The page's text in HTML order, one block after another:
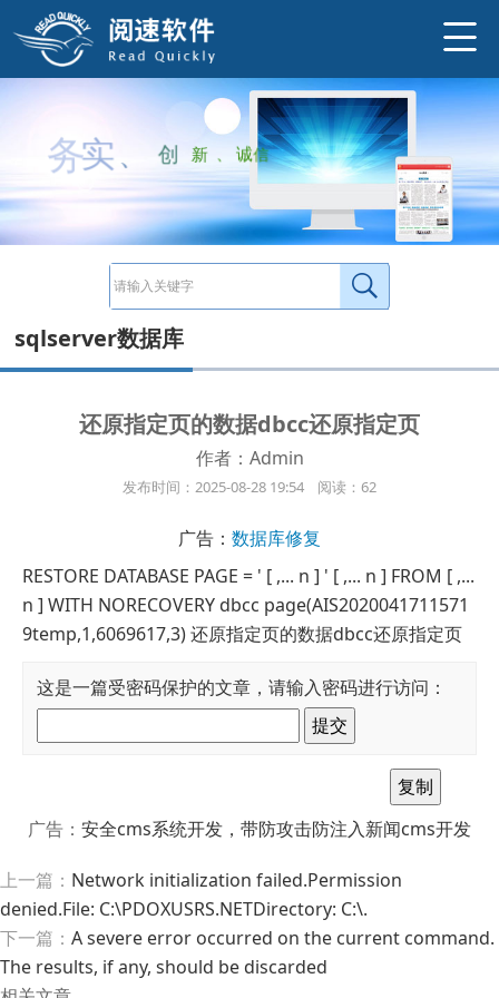
务实、 创 新 、 诚信
sqlserver数据库
还原指定页的数据dbcc还原指定页
作者：Admin
发布时间：2025-08-28 19:54 阅读：62
广告： 数据库修复
RESTORE DATABASE PAGE = ' [ ,... n ] ' [ ,... n ] FROM [ ,...
n ] WITH NORECOVERY dbcc page(AIS2020041711571
9temp,1,6069617,3) 还原指定页的数据dbcc还原指定页
这是一篇受密码保护的文章，请输入密码进行访问：
广告： 安全cms系统开发，带防攻击防注入新闻cms开发
上一篇： Network initialization failed.Permission
denied.File: C:\PDOXUSRS.NETDirectory: C:\.
下一篇： A severe error occurred on the current command.
The results, if any, should be discarded